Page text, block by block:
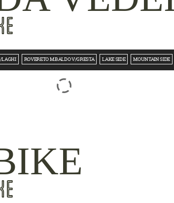
LAGHI ROVERETO M.BALDO V/GRESTA LAKE SIDE MOUNTAIN SIDE